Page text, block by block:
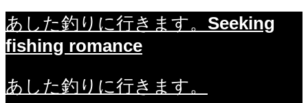
あした釣りに行きます。 Seeking
fishing romance
あした釣りに行きます。